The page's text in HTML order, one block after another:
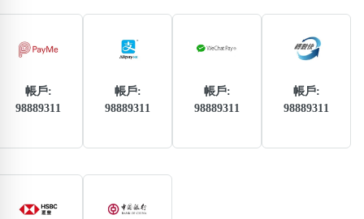
熱門分類
999尾
無4字
無5字
多8字 9888頭 二字號
搜尋
帳戶:
98889311
帳戶:
98889311
帳戶:
98889311
帳戶:
98889311